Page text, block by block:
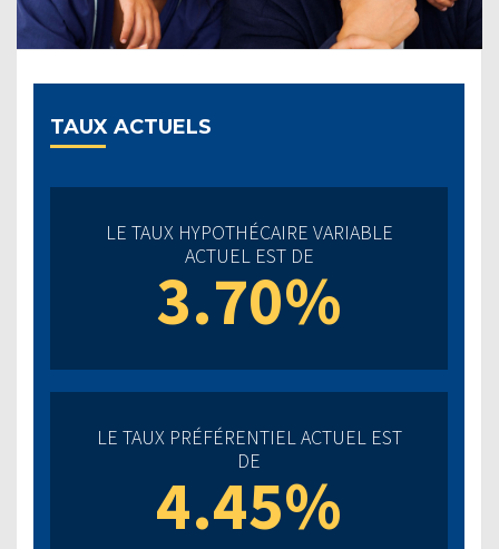
TAUX ACTUELS
LE TAUX HYPOTHÉCAIRE VARIABLE
ACTUEL EST DE
3.70%
LE TAUX PRÉFÉRENTIEL ACTUEL EST
DE
4.45%